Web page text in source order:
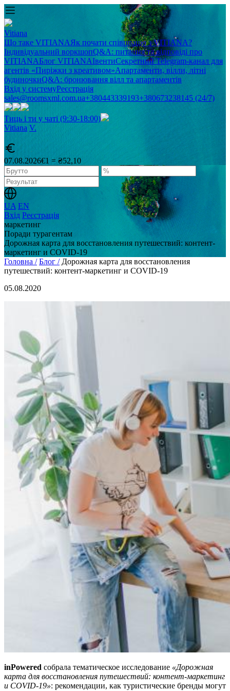
Vitiana
Що таке VITIANAЯк почати співпрацю з VITIANA?
Індивідуальний воркшопQ&A: питання та відповіді про
VITIANAБлог VITIANAІвентиСекретний Telegram-канал для
агентів «Пиріжки з креативом»Апартаменти, вілли, літні
будиночкиQ&A: бронювання вілл та апартаментів
Вхід у системуРеєстрація
sales@roomsxml.com.ua+380443339193+380673238145 (24/7)
Тиць і ти у чаті (9:30-18:00)
Vitiana V.
07.08.2026€1 = ₴52,10
UA EN
Вхід Реєстрація
маркетинг
Поради турагентам
Дорожная карта для восстановления путешествий: контент-
маркетинг и COVID-19
Головна / Блог / Дорожная карта для восстановления
путешествий: контент-маркетинг и COVID-19
05.08.2020
inPowered собрала тематическое исследование «Дорожная
карта для восстановления путешествий: контент-маркетинг
и COVID-19»: рекомендации, как туристические бренды могут